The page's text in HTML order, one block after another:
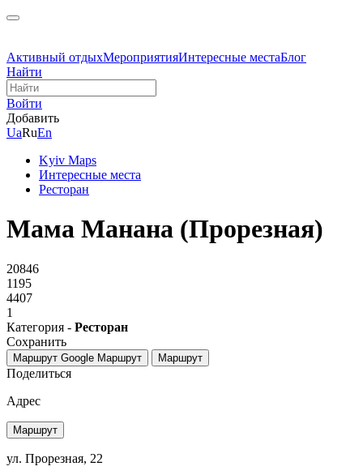
Активный отдыхМероприятияИнтересные местаБлог
Найти
Войти
Добавить
UaRuEn
Kyiv Maps
Интересные места
Ресторан
Мама Манана (Прорезная)
20846
1195
4407
1
Категория - Ресторан
Сохранить
Маршрут Google Маршрут Маршрут
Поделиться
Адрес
Маршрут
ул. Прорезная, 22